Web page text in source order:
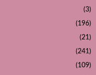
(3)
(196)
(21)
(241)
(109)